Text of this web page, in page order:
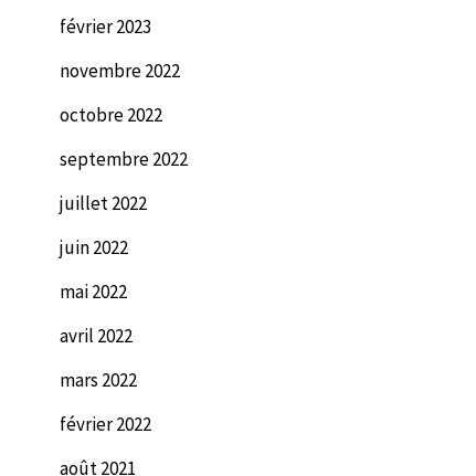
février 2023
novembre 2022
octobre 2022
septembre 2022
juillet 2022
juin 2022
mai 2022
avril 2022
mars 2022
février 2022
août 2021